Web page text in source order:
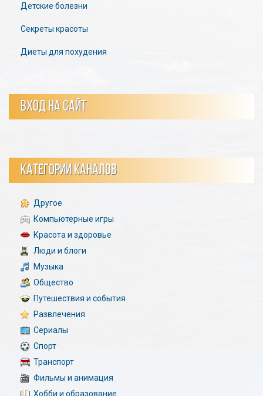
Детские болезни
Секреты красоты
Диеты для похудения
ВХОД НА САЙТ
КАТЕГОРИИ КАНАЛОВ
Другое
Компьютерные игры
Красота и здоровье
Люди и блоги
Музыка
Общество
Путешествия и события
Развлечения
Сериалы
Спорт
Транспорт
Фильмы и анимация
Хобби и образование